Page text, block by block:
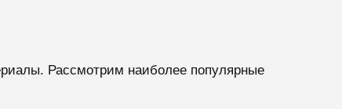
Рассмотрим наиболее популярные